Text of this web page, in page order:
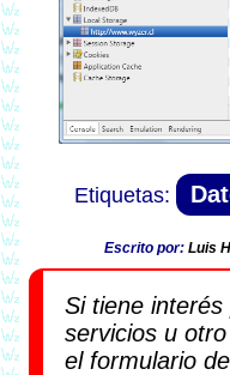
Escrito por: Luis
Si tiene
servicios u
el formulario de